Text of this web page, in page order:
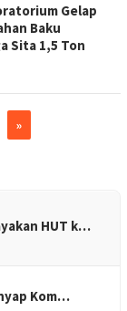
Gelap
Baku
Sita 1,5 Ton
»
HUT k…
Kom…